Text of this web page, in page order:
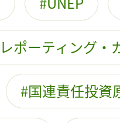
レポーティング・
国連責任投資